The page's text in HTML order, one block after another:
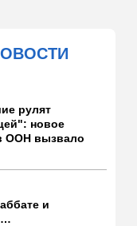
рулят
новое
ООН вызвало
и